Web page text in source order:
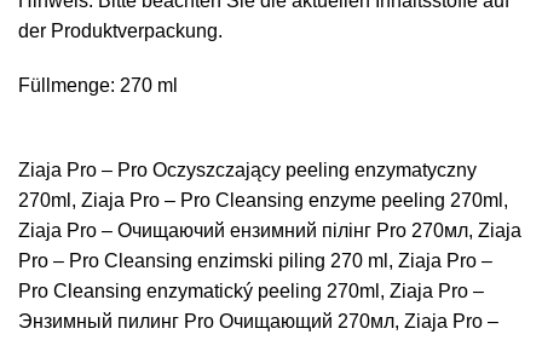
der Produktverpackung.
Füllmenge: 270 ml
Ziaja Pro – Pro Oczyszczający peeling enzymatyczny
270ml, Ziaja Pro – Pro Cleansing enzyme peeling 270ml,
Ziaja Pro – Очищаючий ензимний пілінг Pro 270мл, Ziaja
Pro – Pro Cleansing enzimski piling 270 ml, Ziaja Pro –
Pro Cleansing enzymatický peeling 270ml, Ziaja Pro –
Энзимный пилинг Pro Очищающий 270мл, Ziaja Pro –